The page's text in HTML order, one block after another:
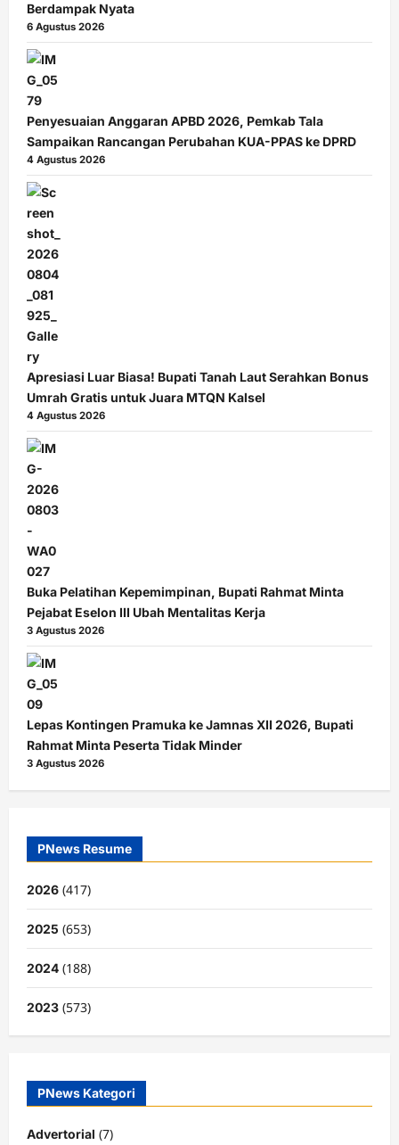
Berdampak Nyata
6 Agustus 2026
Penyesuaian Anggaran APBD 2026, Pemkab Tala
Sampaikan Rancangan Perubahan KUA-PPAS ke DPRD
4 Agustus 2026
Apresiasi Luar Biasa! Bupati Tanah Laut Serahkan Bonus
Umrah Gratis untuk Juara MTQN Kalsel
4 Agustus 2026
Buka Pelatihan Kepemimpinan, Bupati Rahmat Minta
Pejabat Eselon III Ubah Mentalitas Kerja
3 Agustus 2026
Lepas Kontingen Pramuka ke Jamnas XII 2026, Bupati
Rahmat Minta Peserta Tidak Minder
3 Agustus 2026
PNews Resume
2026 (417)
2025 (653)
2024 (188)
2023 (573)
PNews Kategori
Advertorial (7)